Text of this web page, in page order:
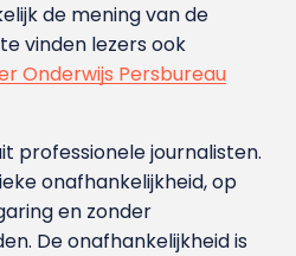
de mening van de
vinden lezers ook
Onderwijs Persbureau
professionele journalisten.
onafhankelijkheid, op
en zonder
De onafhankelijkheid is